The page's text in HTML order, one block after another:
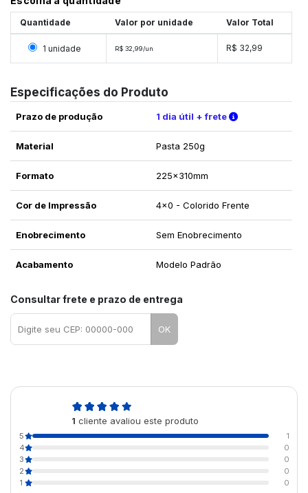
Quantidade Valor por unidade Valor Total
Selecionar 1 unidade
1 unidade R$ 32,99/un R$ 32,99
Especificações do Produto
Prazo de produção 1 dia útil + frete Verifique as
Material Pasta 250g
Formato 225x310mm
Cor de Impressão 4x0 - Colorido Frente
Enobrecimento Sem Enobrecimento
Acabamento Modelo Padrão
Consultar frete e prazo de entrega
OK
1 cliente avaliou este produto
5
1
4
0
3
0
2
0
1
0